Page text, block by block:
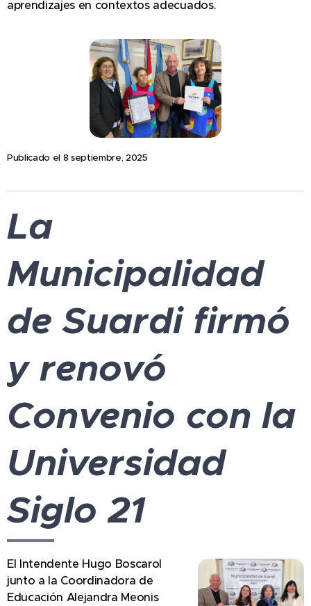
aprendizajes en contextos adecuados.
Publicado el 8 septiembre, 2025
La
Municipalidad
de Suardi firmó
y renovó
Convenio con la
Universidad
Siglo 21
El Intendente Hugo Boscarol
junto a la Coordinadora de
Educación Alejandra Meonis